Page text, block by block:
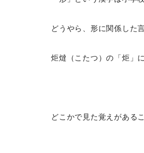
どうやら、形に関係した
炬燵（こたつ）の「炬」
どこかで見た覚えがある